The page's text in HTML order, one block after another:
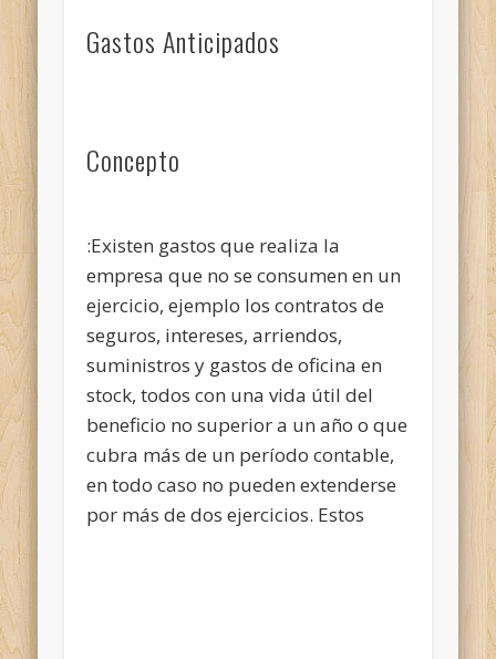
Gastos Anticipados
Concepto
:Existen gastos que realiza la
empresa que no se consumen en un
ejercicio, ejemplo los contratos de
seguros, intereses, arriendos,
suministros y gastos de oficina en
stock, todos con una vida útil del
beneficio no superior a un año o que
cubra más de un período contable,
en todo caso no pueden extenderse
por más de dos ejercicios. Estos